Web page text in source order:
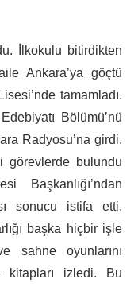
İlkokulu bitirdikten
Ankara’ya göçtü
tamamladı.
Bölümü’nü
Radyosu’na girdi.
görevlerde bulundu
Başkanlığı’ndan
sonucu istifa etti.
başka hiçbir işle
sahne oyunlarını
kitapları izledi. Bu